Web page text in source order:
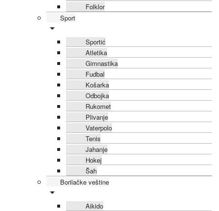
Folklor
Sport
Sportić
Atletika
Gimnastika
Fudbal
Košarka
Odbojka
Rukomet
Plivanje
Vaterpolo
Tenis
Jahanje
Hokej
Šah
Borilačke veštine
Aikido